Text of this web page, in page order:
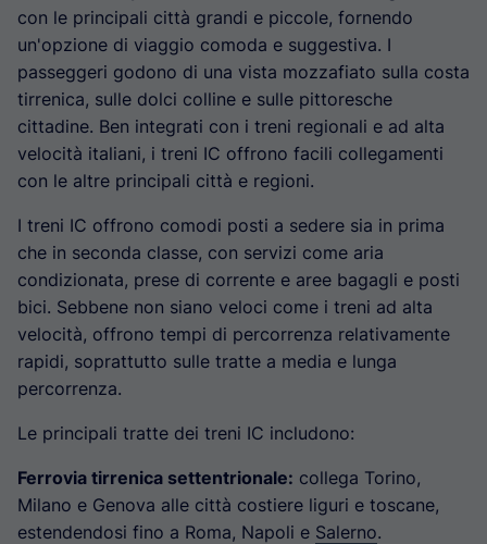
con le principali città grandi e piccole, fornendo
un'opzione di viaggio comoda e suggestiva. I
passeggeri godono di una vista mozzafiato sulla costa
tirrenica, sulle dolci colline e sulle pittoresche
cittadine. Ben integrati con i treni regionali e ad alta
velocità italiani, i treni IC offrono facili collegamenti
con le altre principali città e regioni.
I treni IC offrono comodi posti a sedere sia in prima
che in seconda classe, con servizi come aria
condizionata, prese di corrente e aree bagagli e posti
bici. Sebbene non siano veloci come i treni ad alta
velocità, offrono tempi di percorrenza relativamente
rapidi, soprattutto sulle tratte a media e lunga
percorrenza.
Le principali tratte dei treni IC includono:
Ferrovia tirrenica settentrionale: collega Torino,
Milano e Genova alle città costiere liguri e toscane,
estendendosi fino a Roma, Napoli e Salerno.